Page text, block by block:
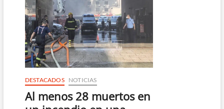
incendiarse
un
bar
en
Bangkok
DESTACADOS NOTICIAS
Al menos 28 muertos en